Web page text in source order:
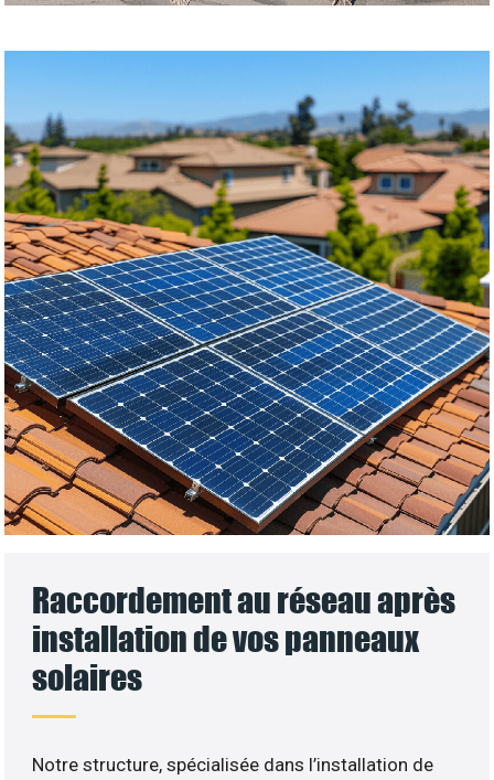
Raccordement au réseau après
installation de vos panneaux
solaires
Notre structure, spécialisée dans l’installation de